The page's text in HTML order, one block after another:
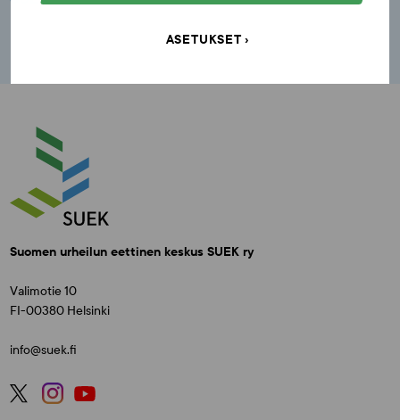
ASETUKSET
Suomen urheilun eettinen keskus SUEK ry
Valimotie 10
FI-00380 Helsinki
info@suek.fi